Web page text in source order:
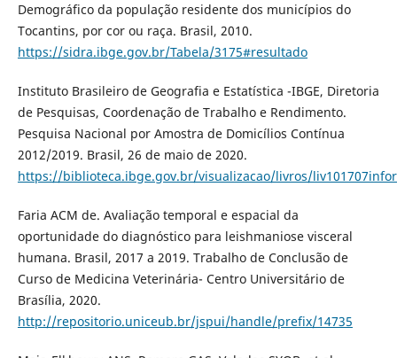
Demográfico da população residente dos municípios do
Tocantins, por cor ou raça. Brasil, 2010.
https://sidra.ibge.gov.br/Tabela/3175#resultado
Instituto Brasileiro de Geografia e Estatística -IBGE, Diretoria
de Pesquisas, Coordenação de Trabalho e Rendimento.
Pesquisa Nacional por Amostra de Domicílios Contínua
2012/2019. Brasil, 26 de maio de 2020.
https://biblioteca.ibge.gov.br/visualizacao/livros/
Faria ACM de. Avaliação temporal e espacial da
oportunidade do diagnóstico para leishmaniose visceral
humana. Brasil, 2017 a 2019. Trabalho de Conclusão de
Curso de Medicina Veterinária- Centro Universitário de
Brasília, 2020.
http://repositorio.uniceub.br/jspui/handle/prefix/14735